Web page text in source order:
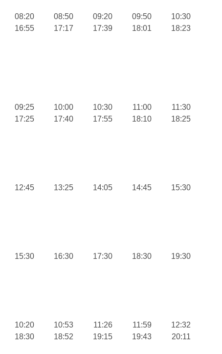
08:20 08:50 09:20 09:50
10:30
16:55 17:17 17:39 18:01
18:23
09:25 10:00 10:30 11:00
11:30
17:25 17:40 17:55 18:10
18:25
12:45 13:25 14:05 14:45
15:30
15:30 16:30 17:30 18:30
19:30
10:20 10:53 11:26 11:59
12:32
18:30 18:52 19:15 19:43
20:11